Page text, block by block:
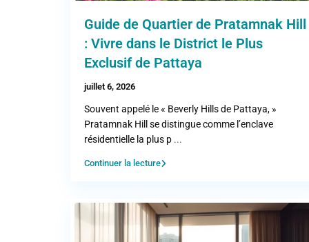
Guide de Quartier de Pratamnak Hill
: Vivre dans le District le Plus
Exclusif de Pattaya
juillet 6, 2026
Souvent appelé le « Beverly Hills de Pattaya, »
Pratamnak Hill se distingue comme l’enclave
résidentielle la plus p ...
Continuer la lecture